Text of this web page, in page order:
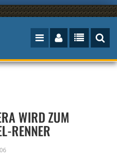
WIRD ZUM
RENNER